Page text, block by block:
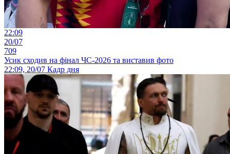
22:09
20/07
709
Усик сходив на фінал ЧС-2026 та виставив фото
22:09, 20/07 Кадр дня